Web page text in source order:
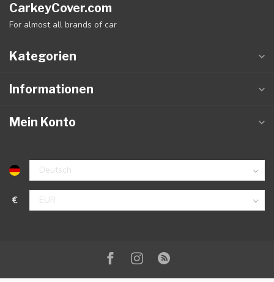
CarkeyCover.com
For almost all brands of car
Kategorien
Informationen
Mein Konto
€